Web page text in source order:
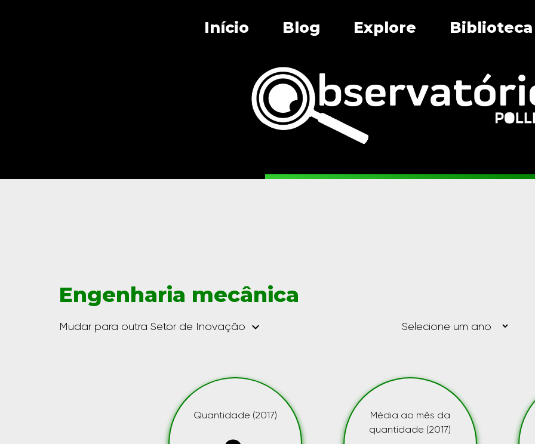
Início Blog Explore Biblioteca
Engenharia mecânica
Mudar para outra Setor de Inovação keyboard_arrow_down
Quantidade (2017)
Média ao mês da
quantidade (2017)